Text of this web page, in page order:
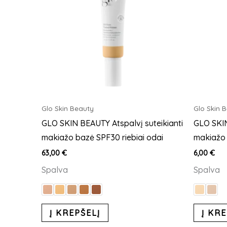
Glo Skin Beauty
GLO SKIN BEAUTY Atspalvį suteikianti
makiažo bazė SPF30 riebiai odai
63,00 €
Spalva
Į KREPŠELĮ
multiple
variants.
The
options
may
chosen
the
product
Glo Skin
GLO
makiažo
6,00 €
Spalva
Į